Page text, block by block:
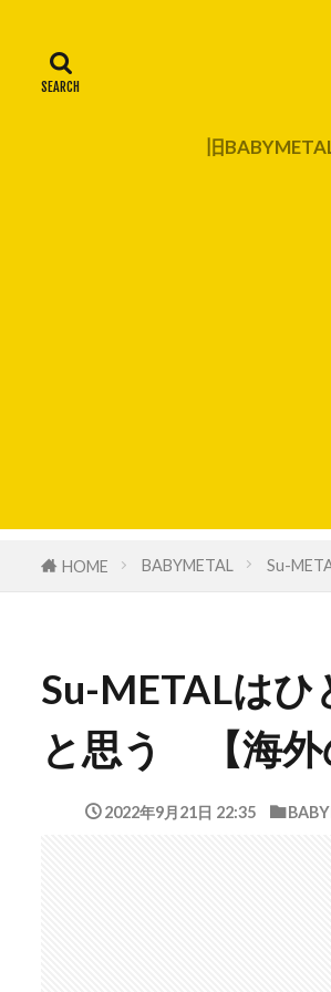
旧
HOME BABYMETAL Su-
Su-METALは
と思う 【海外
2022年9月21日 22:35